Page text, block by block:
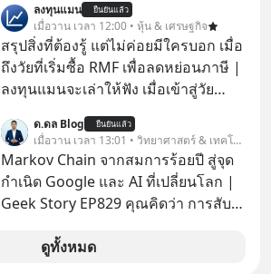
การแอปเท๋ Dinner Talk ในวันนี้โฮสต์
ทั้ง 2 ท่าน แทป-รวิศ หาญอุตสาหะ และ
เอ๋ นิ้วกลม-สราวุธ เฮ้งสวัสดิ์ จะพาทุก
คนไปสำรวจวิธีสร้างขอบเขตเพื่อรักษา
ใจของตัวเองและรักษาความสัมพันธ์
ของคนรอบข้างไปพร้อมกัน
#boundary #selfdevelopment #แอป
เท๋dinnertalk
#missiontothemoonpodcast
ลงทุนแมน ยืนยันแล้ว
เมื่อวาน เวลา 12:00 • หุ้น & เศรษฐกิจ
สรุปสิ่งที่ต้องรู้ แต่ไม่ค่อยมีใครบอก เมื่อ
ถึงวัยที่เริ่มซื้อ RMF เพื่อลดหย่อนภาษี |
ลงทุนแมนจะเล่าให้ฟัง เมื่อเข้าสู่วัย
ภาษี หลายคนมักได้รับคำแนะนำให้
ลงทุนใน RMF เพราะนอกจากจะช่วยลด
หย่อนภาษีได้แล้ว ยังเป็นโอกาสในการ
สร้างความมั่งคั่งระยะยาว แต่น้อยคน
นักที่จะลงลึกว่า ถ้าลงทุนใน RMF ควรรู้
อะไรบ้าง ควรดู ตรงไหน ทำอย่างไร ถึง
จะดีกับเรา แล้วเราควรรู้ข้อมูลอะไร
ด.ดล Blog ยืนยันแล้ว
เมื่อวาน เวลา 13:01 • วิทยาศาสตร์ & เทคโนโลยี
Markov Chain จากสมการร้อยปี สู่จุด
กำเนิด Google และ AI ที่เปลี่ยนโลก |
Geek Story EP829 คุณคิดว่า การสับ
นิวเคลียร์ อัลกอริทึมของ Google ที่ใช้
ดูทั้งหมด